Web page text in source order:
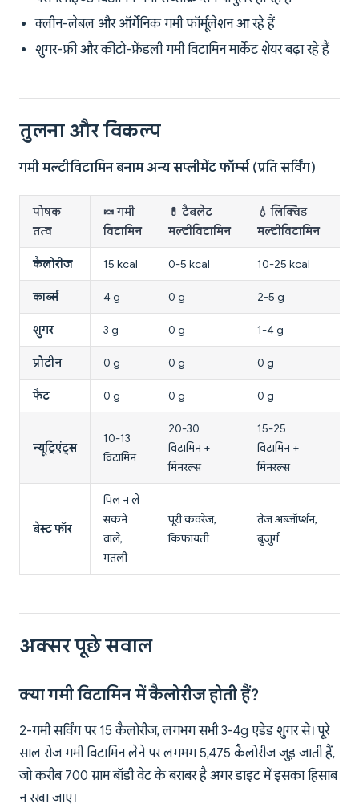
क्लीन-लेबल और ऑर्गेनिक गमी फॉर्मूलेशन आ रहे हैं
शुगर-फ्री और कीटो-फ्रेंडली गमी विटामिन मार्केट शेयर बढ़ा रहे हैं
तुलना और विकल्प
गमी मल्टीविटामिन बनाम अन्य सप्लीमेंट फॉर्म्स (प्रति सर्विंग)
पोषक
तत्व
🍬 गमी
विटामिन
💊 टैबलेट
मल्टीविटामिन
💧 लिक्विड
मल्टीविटामिन
कैलोरीज 15 kcal 0-5 kcal 10-25 kcal
कार्ब्स 4 g 0 g 2-5 g
शुगर 3 g 0 g 1-4 g
प्रोटीन 0 g 0 g 0 g
फैट 0 g 0 g 0 g
न्यूट्रिएंट्स
10-13
विटामिन
20-30
विटामिन +
मिनरल्स
15-25
विटामिन +
मिनरल्स
बेस्ट फॉर
पिल न ले
सकने
वाले,
मतली
पूरी कवरेज,
किफायती
तेज अब्जॉर्प्शन,
बुजुर्ग
अक्सर पूछे सवाल
क्या गमी विटामिन में कैलोरीज होती हैं?
2-गमी सर्विंग पर 15 कैलोरीज, लगभग सभी 3-4g एडेड शुगर से। पूरे
साल रोज गमी विटामिन लेने पर लगभग 5,475 कैलोरीज जुड़ जाती हैं,
जो करीब 700 ग्राम बॉडी वेट के बराबर है अगर डाइट में इसका हिसाब
न रखा जाए।